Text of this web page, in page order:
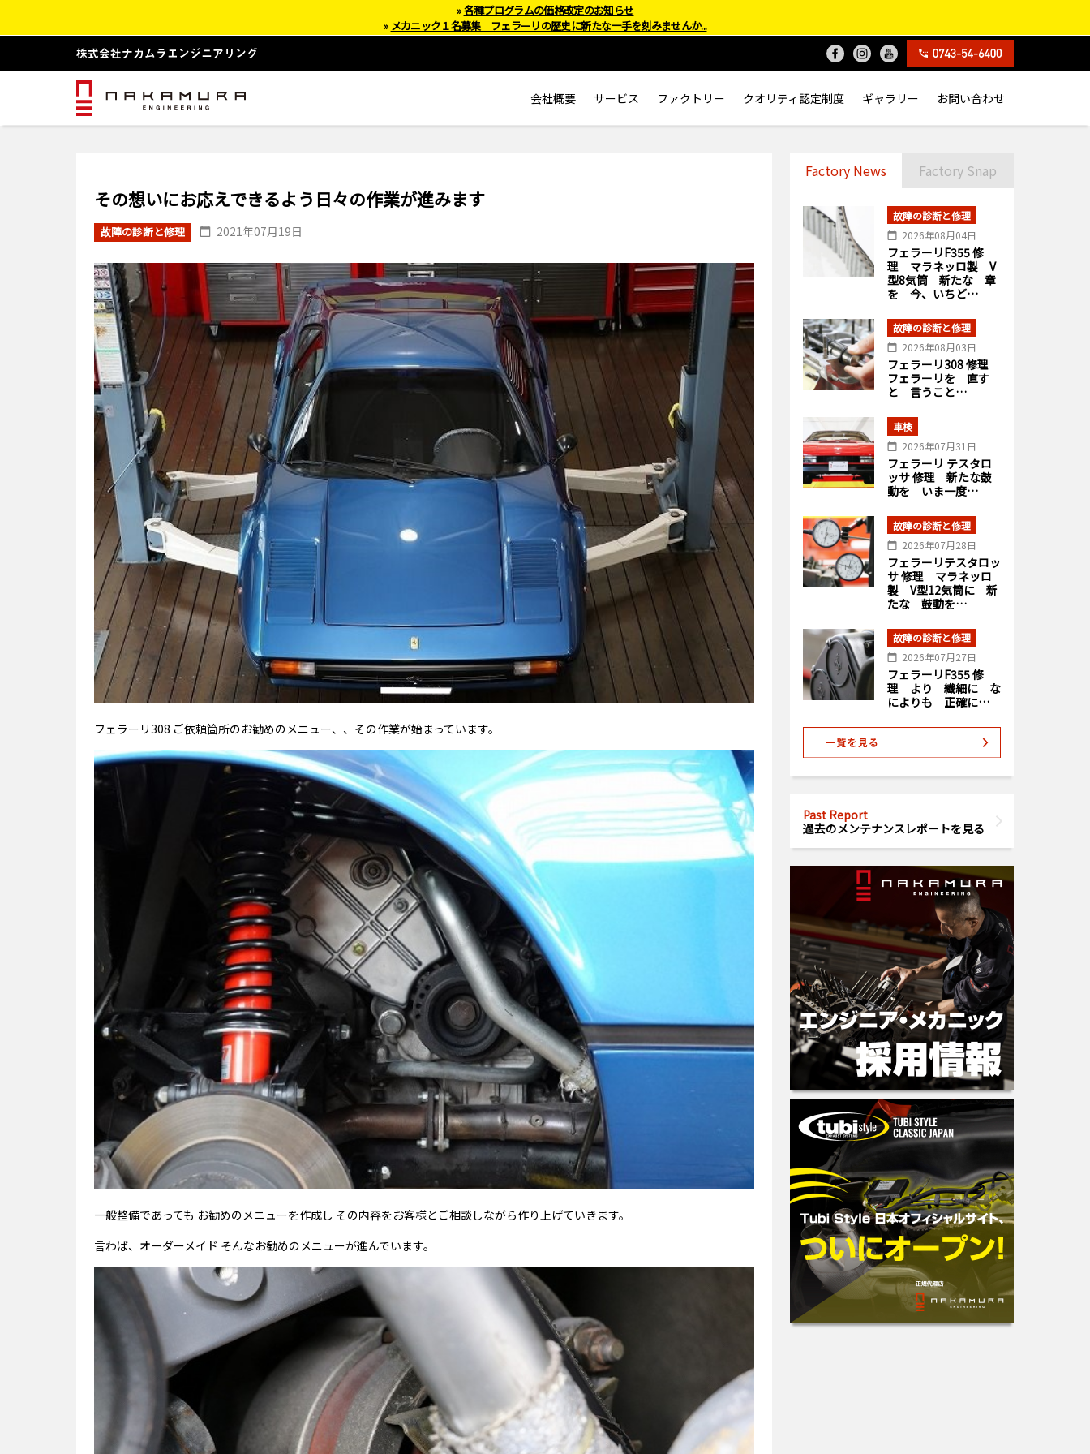
会社概要 サービス ファクトリー クオリティ認定制度 ギャラリー お問い合わせ
その想いにお応えできるよう日々の作業が進みます
故障の診断と修理 2021年07月19日
フェラーリ308 ご依頼箇所のお勧めのメニュー、、その作業が始まっています。
一般整備であっても お勧めのメニューを作成し その内容をお客様とご相談しながら作り上げていきます。
言わば、オーダーメイド そんなお勧めのメニューが進んでいます。
Factory News Factory Snap
故障の診断と修理
2026年08月04日
フェラーリF355 修
理 マラネッロ製 V
型8気筒 新たな 章
を 今、いちど…
故障の診断と修理
2026年08月03日
フェラーリ308 修理
フェラーリを 直す
と 言うこと…
車検
2026年07月31日
フェラーリ テスタロ
ッサ 修理 新たな鼓
動を いま一度…
故障の診断と修理
2026年07月28日
フェラーリテスタロッ
サ 修理 マラネッロ
製 V型12気筒に 新
たな 鼓動を…
故障の診断と修理
2026年07月27日
フェラーリF355 修
理 より 繊細に な
によりも 正確に…
Past Report
過去のメンテナンスレポートを見る
»各種プログラムの価格改定のお知らせ
» メカニック１名募集 フェラーリの歴史に新たな一手を刻みませんか...